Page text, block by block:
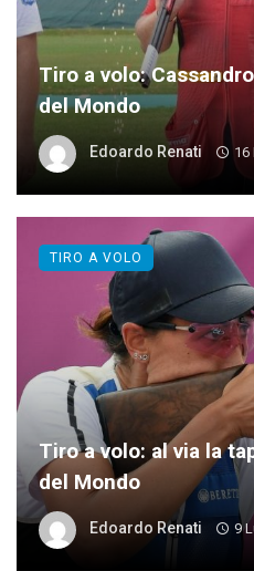
Tiro a volo:
del Mondo
Edoardo Renati 16
Tiro a volo: al via la
del Mondo
Edoardo Renati 9
TIRO A VOLO